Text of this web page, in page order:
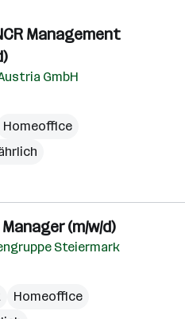
Management
GmbH
Homeoffice
(m/w/d)
Steiermark
Homeoffice